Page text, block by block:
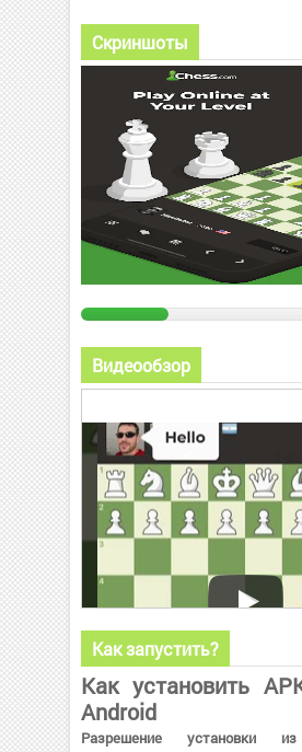
Скриншоты
Видеообзор
Как запустить?
Как установить
Android
Разрешение установки